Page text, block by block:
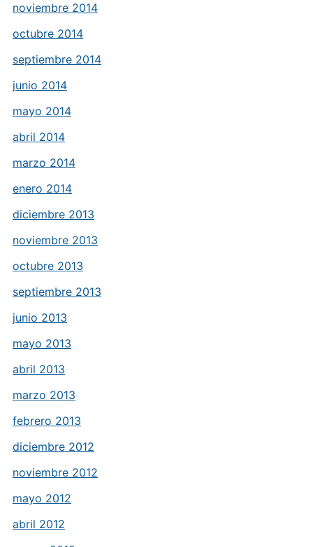
noviembre 2014
octubre 2014
septiembre 2014
junio 2014
mayo 2014
abril 2014
marzo 2014
enero 2014
diciembre 2013
noviembre 2013
octubre 2013
septiembre 2013
junio 2013
mayo 2013
abril 2013
marzo 2013
febrero 2013
diciembre 2012
noviembre 2012
mayo 2012
abril 2012